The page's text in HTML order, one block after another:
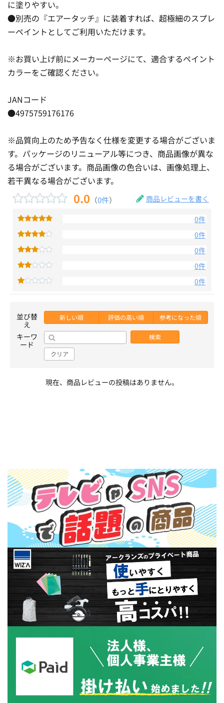
に塗りやすい。
●別売の『エアータッチ』に装着すれば、超極細のスプレ
ーペイントとしてご利用いただけます。
※お買い上げ前にメーカーページにて、適合するペイント
カラーをご確認ください。
JANコード
●4975759176176
※品質向上のため予告なく仕様を変更する場合がございま
す。パッケージのリニューアル等につき、商品画像が異な
る場合がございます。商品画像の色合いは、画像処理上、
若干異なる場合がございます。
0.0 （0件） 商品レビューを書く
0件
0件
0件
0件
0件
並び替
え
新しい順 評価の高い順 参考になった順
キーワ
ード
検索
クリア
現在、商品レビューの投稿はありません。